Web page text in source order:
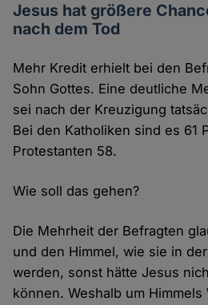
Jesus hat größere
nach dem Tod
Mehr Kredit erhielt bei den
Sohn Gottes. Eine deutliche
sei nach der Kreuzigung
Bei den Katholiken sind es 61
Protestanten 58.
Wie soll das gehen?
Die Mehrheit der Befragten
und den Himmel, wie sie in
werden, sonst hätte Jesus
können. Weshalb um